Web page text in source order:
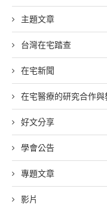
主題文章
台灣在宅踏查
在宅新聞
在宅醫療的研究合作與
好文分享
學會公告
專題文章
影片